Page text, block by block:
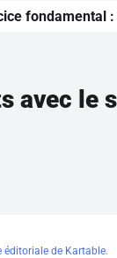
fondamental :
éditoriale de Kartable.